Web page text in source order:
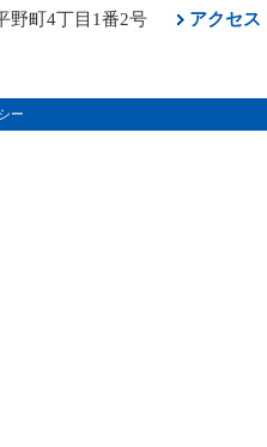
野町4丁目1番2号
アクセス
ー